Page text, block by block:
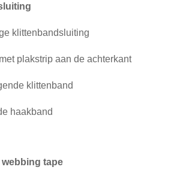
klittenbandsluiting
plakstrip aan de achterkant
klittenband
haakband
tape